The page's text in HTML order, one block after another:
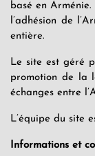
basé en
l’adhésion de
entière.
Le site est géré
promotion de la
échanges entre
L’équipe du site
Informations et